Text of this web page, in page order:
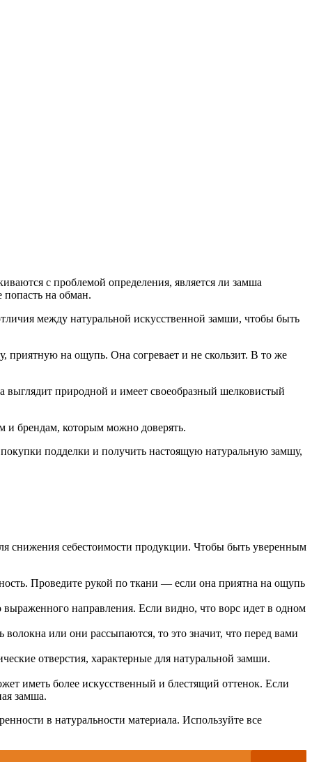
с проблемой определения, является ли замша
на обман.
между натуральной искусственной замши, чтобы быть
на ощупь. Она согревает и не скользит. В то же
природной и имеет своеобразный шелковистый
и брендам, которым можно доверять.
подделки и получить настоящую натуральную замшу,
снижения себестоимости продукции. Чтобы быть уверенным
Проведите рукой по ткани — если она приятна на ощупь
направления. Если видно, что ворс идет в одном
или они рассыпаются, то это значит, что перед вами
отверстия, характерные для натуральной замши.
иметь более искусственный и блестящий оттенок. Если
замша.
в натуральности материала. Используйте все